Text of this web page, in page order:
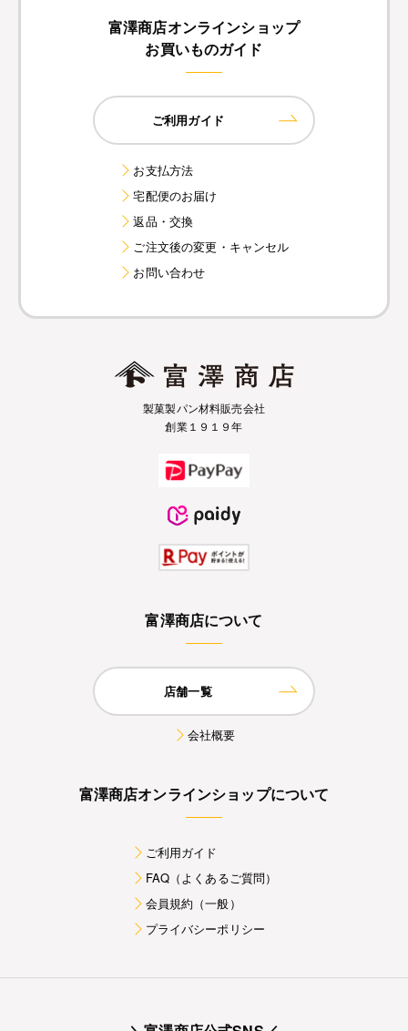
富澤商店オンラインショップ
お買いものガイド
ご利用ガイド
お支払方法
宅配便のお届け
返品・交換
ご注文後の変更・キャンセル
お問い合わせ
製菓製パン材料販売会社
創業１９１９年
富澤商店について
店舗一覧
会社概要
富澤商店オンラインショップについて
ご利用ガイド
FAQ（よくあるご質問）
会員規約（一般）
プライバシーポリシー